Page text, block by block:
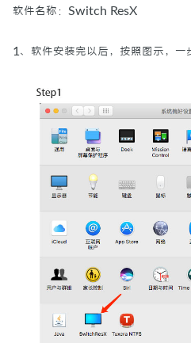
软件名称：Switch ResX
1、软件安装完以后，按照图示，一